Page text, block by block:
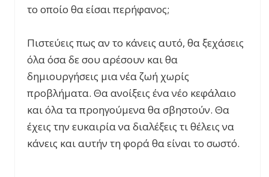
το οποίο θα είσαι περήφανος;
Πιστεύεις πως αν το κάνεις αυτό, θα ξεχάσεις
όλα όσα δε σου αρέσουν και θα
δημιουργήσεις μια νέα ζωή χωρίς
προβλήματα. Θα ανοίξεις ένα νέο κεφάλαιο
και όλα τα προηγούμενα θα σβηστούν. Θα
έχεις την ευκαιρία να διαλέξεις τι θέλεις να
κάνεις και αυτήν τη φορά θα είναι το σωστό.